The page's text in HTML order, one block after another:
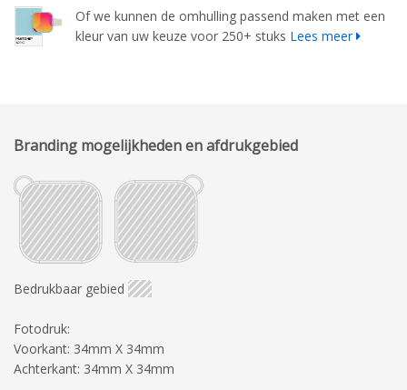
Of we kunnen de omhulling passend maken met een
kleur van uw keuze voor 250+ stuks Lees meer
Branding mogelijkheden en afdrukgebied
Bedrukbaar gebied
Fotodruk:
Voorkant: 34mm X 34mm
Achterkant: 34mm X 34mm